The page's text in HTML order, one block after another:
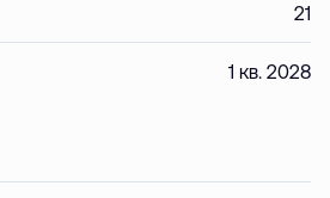
21
1 кв. 2028